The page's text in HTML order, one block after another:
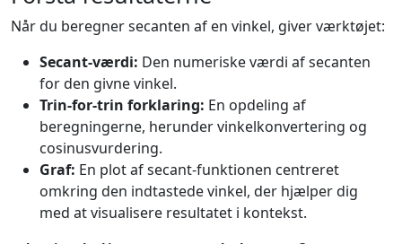
Når du beregner secanten af en vinkel, giver værktøjet:
Secant-værdi: Den numeriske værdi af secanten
for den givne vinkel.
Trin-for-trin forklaring: En opdeling af
beregningerne, herunder vinkelkonvertering og
cosinusvurdering.
Graf: En plot af secant-funktionen centreret
omkring den indtastede vinkel, der hjælper dig
med at visualisere resultatet i kontekst.